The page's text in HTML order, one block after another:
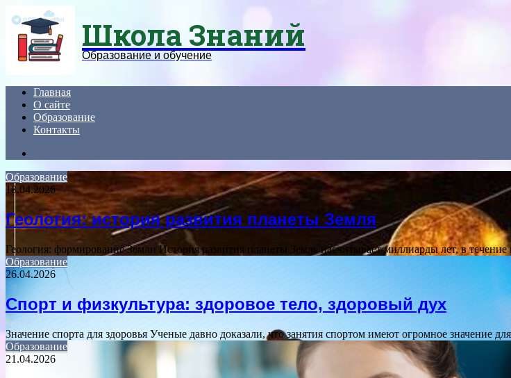
Школа Знаний
Образование и обучение
Главная
О сайте
Образование
Контакты
Образование
18.04.2026
Геология: история развития планеты Земля
Геология: формирование Земли История развития планеты Земля насчитывает миллиарды лет, в
Образование
26.04.2026
Спорт и физкультура: здоровое тело, здоровый дух
Значение спорта для здоровья Ученые давно доказали, что занятия спортом имеют огромное значение
Образование
21.04.2026